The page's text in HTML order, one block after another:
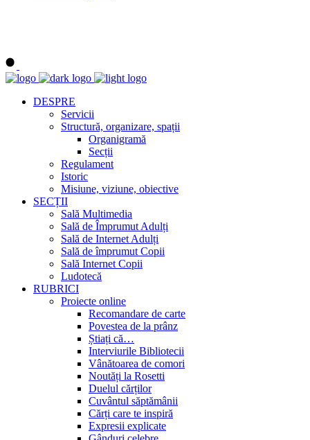
DESPRE
Servicii
Structură, organizare, spații
Organigramă
Secții
Regulament
Istoric
Misiune, viziune, obiective
SECȚII
Sală Multimedia
Sală de Împrumut Adulți
Sală de Internet Adulți
Sală de împrumut Copii
Sală Internet Copii
Ludotecă
RUBRICI
Proiecte online
Recomandare de carte
Povestea de la prânz
Știați că…
Interviurile Bibliotecii
Vânătoarea de comori
Noutăți la Rosetti
Duelul cărților
Cuvântul săptămânii
Cărți care te inspiră
Expresii explicate